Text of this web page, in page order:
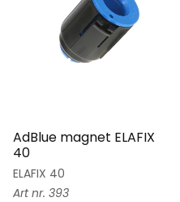
AdBlue magnet ELAFIX
40
ELAFIX 40
393